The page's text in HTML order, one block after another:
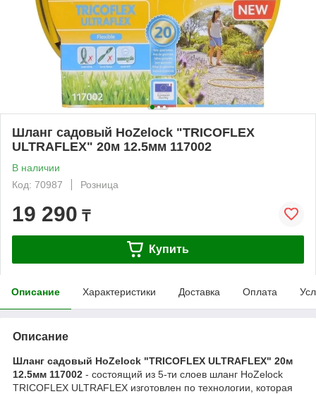
Шланг садовый HoZelock "TRICOFLEX
ULTRAFLEX" 20м 12.5мм 117002
В наличии
Код: 70987
Розница
19 290 ₸
Купить
Описание Характеристики Доставка Оплата
Описание
Шланг садовый HoZelock "TRICOFLEX ULTRAFLEX" 20м
12.5мм 117002 - состоящий из 5-ти слоев шланг HoZelock
TRICOFLEX ULTRAFLEX изготовлен по технологии, которая